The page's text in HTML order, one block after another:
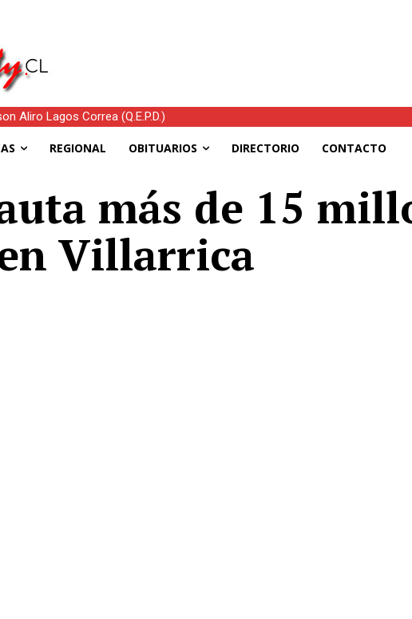
Aliro Lagos Correa (Q.E.P.D.)
REGIONAL OBITUARIOS DIRECTORIO CONTACTO
más de 15
Villarrica